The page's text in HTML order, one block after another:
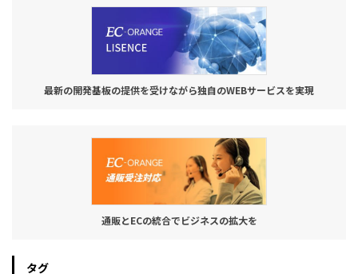
最新の開発基板の提供を受けながら独自のWEBサービスを実現
通販とECの統合でビジネスの拡大を
タグ